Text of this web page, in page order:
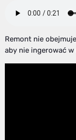
Remont nie
aby nie ingerować w